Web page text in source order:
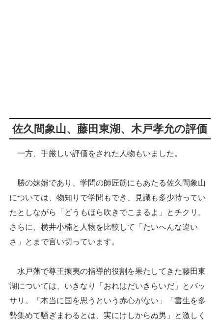
佐久間象山、藤田東湖、木戸孝允の評価
一方、手厳しい評価をされた人物もいました。
勝の妹婿であり、学問の師匠筋にもあたる佐久間象山
については、物知りで学問もでき、見識も多少持ってい
たとしながら「どうもほら吹きでこまるよ」とチクリ。
さらに、横井小楠と人物を比較して「たいへんな違い
さ」とまで言い切っています。
水戸藩で尊王攘夷の指導的役割を果たしてきた藤田東
湖については、いきなり「おれはだいきらいだ」とバッ
サリ。「本当に国を思うという赤心がない」「書生を多
勢集めて騒ぎまわるとは、実にけしからぬ男」と激しく